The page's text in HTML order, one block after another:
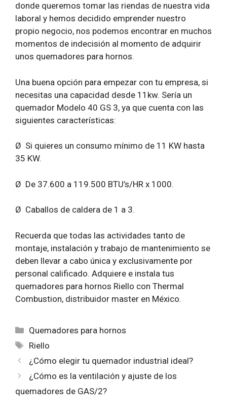
donde queremos tomar las riendas de nuestra vida
laboral y hemos decidido emprender nuestro
propio negocio, nos podemos encontrar en muchos
momentos de indecisión al momento de adquirir
unos quemadores para hornos.
Una buena opción para empezar con tu empresa, si
necesitas una capacidad desde 11kw. Sería un
quemador Modelo 40 GS 3, ya que cuenta con las
siguientes características:
Ø Si quieres un consumo mínimo de 11 KW hasta
35 KW.
Ø De 37.600 a 119.500 BTU’s/HR x 1000.
Ø Caballos de caldera de 1 a 3.
Recuerda que todas las actividades tanto de
montaje, instalación y trabajo de mantenimiento se
deben llevar a cabo única y exclusivamente por
personal calificado. Adquiere e instala tus
quemadores para hornos Riello con Thermal
Combustion, distribuidor master en México.
Categorías
Quemadores para hornos
Etiquetas
Riello
¿Cómo elegir tu quemador industrial ideal?
¿Cómo es la ventilación y ajuste de los
quemadores de GAS/2?